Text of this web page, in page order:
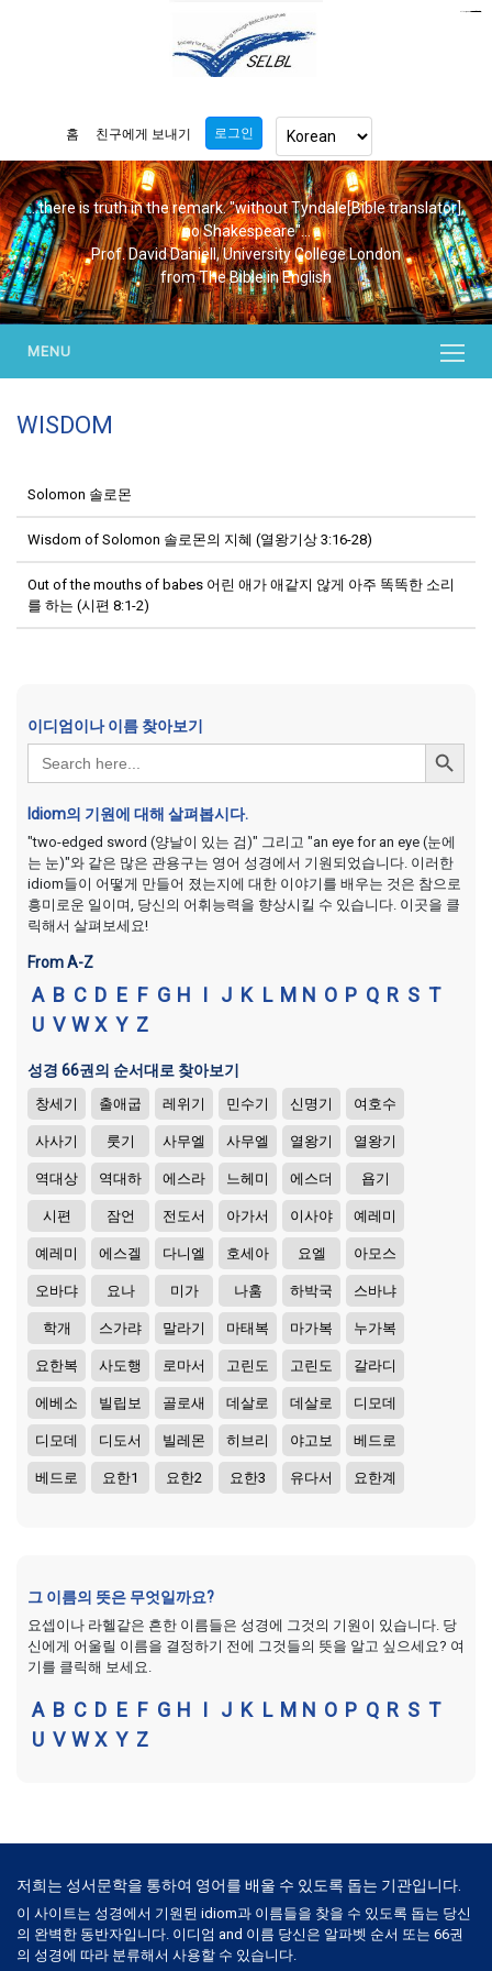
홈 친구에게 보내기 로그인
...there is truth in the remark. "without Tyndale[Bible translator],
no Shakespeare"...
Prof. David Daniell, University College London
from The Bible in English
MENU
WISDOM
Solomon 솔로몬
Wisdom of Solomon 솔로몬의 지혜 (열왕기상 3:16-28)
Out of the mouths of babes 어린 애가 애같지 않게 아주 똑똑한 소리
를 하는 (시편 8:1-2)
이디엄이나 이름 찾아보기
Search
for:
Search Button
Idiom의 기원에 대해 살펴봅시다.
"two-edged sword (양날이 있는 검)" 그리고 "an eye for an eye (눈에
는 눈)"와 같은 많은 관용구는 영어 성경에서 기원되었습니다. 이러한
idiom들이 어떻게 만들어 졌는지에 대한 이야기를 배우는 것은 참으로
흥미로운 일이며, 당신의 어휘능력을 향상시킬 수 있습니다. 이곳을 클
릭해서 살펴보세요!
From A-Z
A B C D E F G H I J K L M N O P Q R S T
U V W X Y Z
성경 66권의 순서대로 찾아보기
창세기 출애굽 레위기 민수기 신명기 여호수
사사기 룻기 사무엘 사무엘 열왕기 열왕기
역대상 역대하 에스라 느헤미 에스더 욥기
시편 잠언 전도서 아가서 이사야 예레미
예레미 에스겔 다니엘 호세아 요엘 아모스
오바댜 요나 미가 나훔 하박국 스바냐
학개 스가랴 말라기 마태복 마가복 누가복
요한복 사도행 로마서 고린도 고린도 갈라디
에베소 빌립보 골로새 데살로 데살로 디모데
디모데 디도서 빌레몬 히브리 야고보 베드로
베드로 요한1 요한2 요한3 유다서 요한계
그 이름의 뜻은 무엇일까요?
요셉이나 라헬같은 흔한 이름들은 성경에 그것의 기원이 있습니다. 당
신에게 어울릴 이름을 결정하기 전에 그것들의 뜻을 알고 싶으세요? 여
기를 클릭해 보세요.
A B C D E F G H I J K L M N O P Q R S T
U V W X Y Z
저희는 성서문학을 통하여 영어를 배울 수 있도록 돕는 기관입니다.
이 사이트는 성경에서 기원된 idiom과 이름들을 찾을 수 있도록 돕는 당신
의 완벽한 동반자입니다. 이디엄 and 이름 당신은 알파벳 순서 또는 66권
의 성경에 따라 분류해서 사용할 수 있습니다.